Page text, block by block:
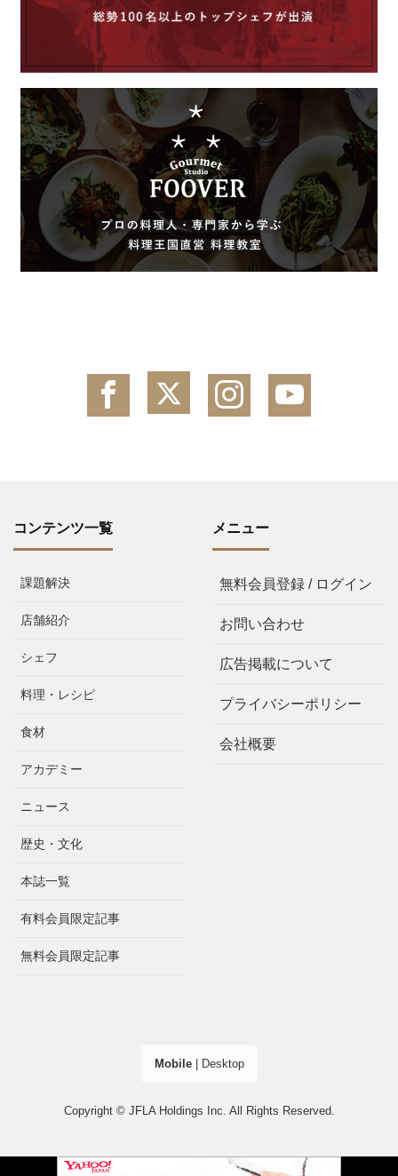
コンテンツ一覧
課題解決
店舗紹介
シェフ
料理・レシピ
食材
アカデミー
ニュース
歴史・文化
本誌一覧
有料会員限定記事
無料会員限定記事
メニュー
無料会員登録 / ログイン
お問い合わせ
広告掲載について
プライバシーポリシー
会社概要
Mobile| Desktop
Copyright © JFLA Holdings Inc. All Rights Reserved.